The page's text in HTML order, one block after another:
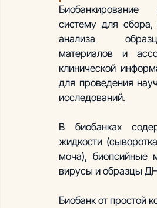
Биобанкирование
систему для сбора,
анализа
материалов и
клинической
для проведения
исследований.
В биобанках
жидкости
моча), биопсийные
вирусы и образцы
Биобанк от простой